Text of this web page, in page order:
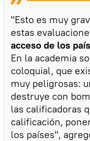
"Esto es muy
estas
acceso de los
En la academia
coloquial, que
muy peligrosas:
destruye con
las calificadoras
calificación,
los países",